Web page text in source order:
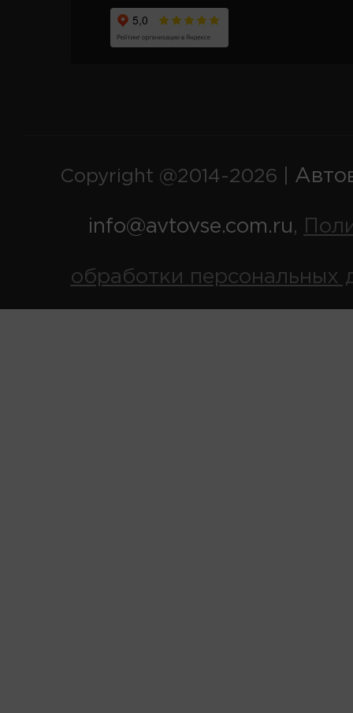
Copyright @2014-2026 |
info@avtovse.com.ru,
обработки персональных